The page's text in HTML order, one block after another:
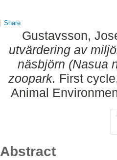
Share
Gustavsson,
utvärdering av
näsbjörn (Nasua
zoopark. First
Animal
Abstract